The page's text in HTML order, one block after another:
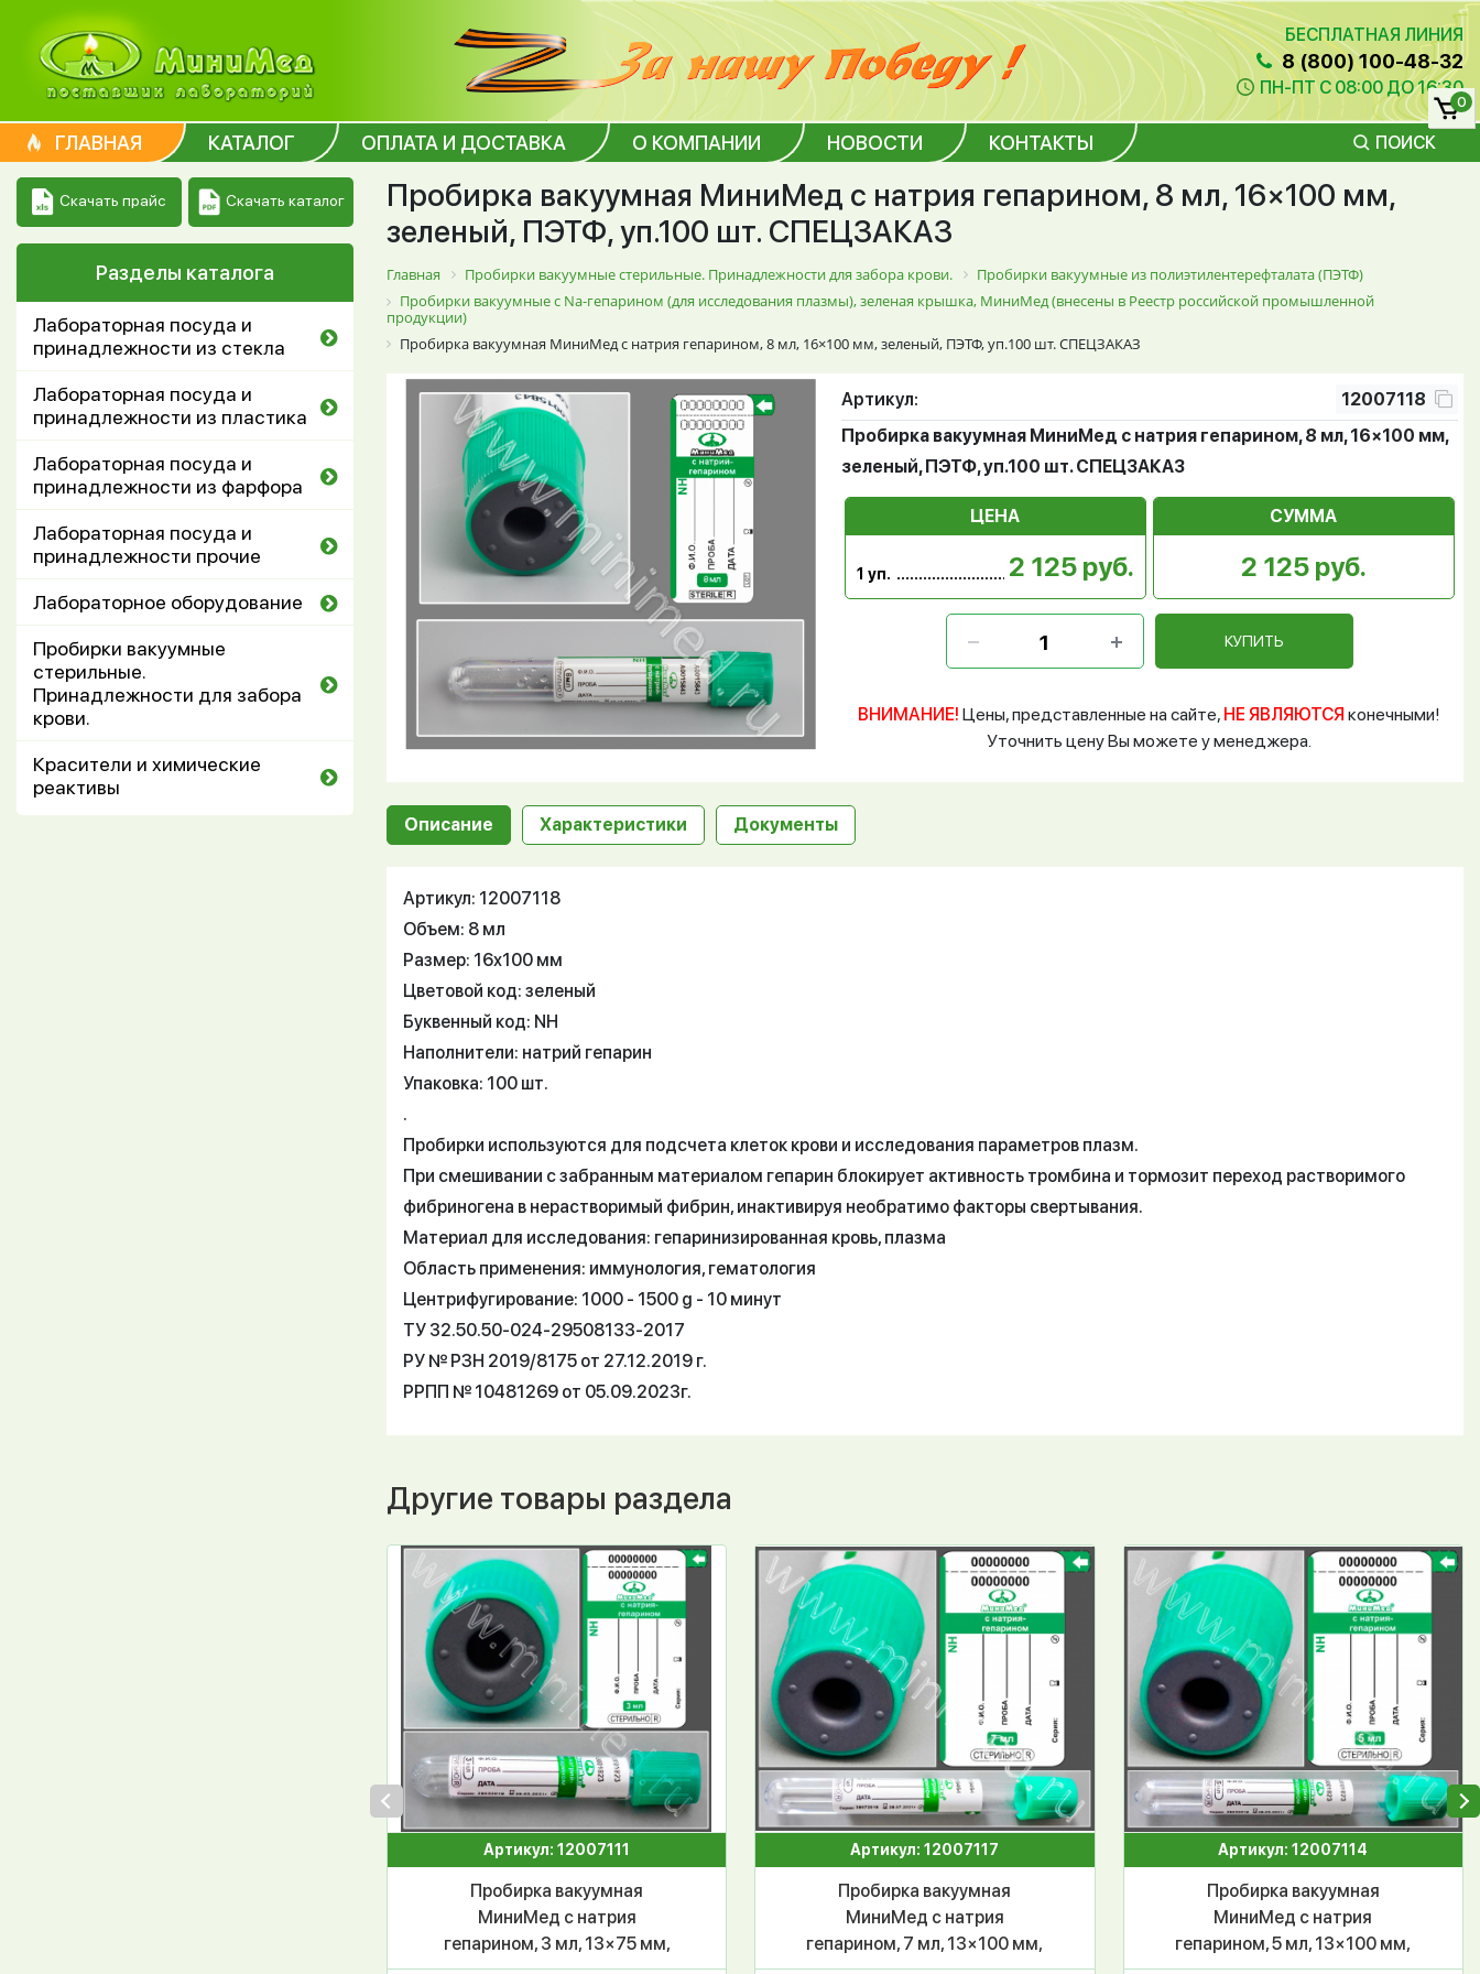
БЕСПЛАТНАЯ ЛИНИЯ
8 (800) 100-48-32
ПН-ПТ С 08:00 ДО 16:30
ГЛАВНАЯ КАТАЛОГ ОПЛАТА И ДОСТАВКА О КОМПАНИИ НОВОСТИ КОНТАКТЫ ПОИСК
0
Скачать прайс Скачать каталог
Разделы каталога
Лабораторная посуда и
принадлежности из стекла
Лабораторная посуда и
принадлежности из пластика
Лабораторная посуда и
принадлежности из фарфора
Лабораторная посуда и
принадлежности прочие
Лабораторное оборудование
Пробирки вакуумные
стерильные.
Принадлежности для забора
крови.
Красители и химические
реактивы
Пробирка вакуумная МиниМед с натрия гепарином, 8 мл, 16×100 мм,
зеленый, ПЭТФ, уп.100 шт. СПЕЦЗАКАЗ
Главная Пробирки вакуумные стерильные. Принадлежности для забора крови.
Пробирки вакуумные из полиэтилентерефталата (ПЭТФ)
Пробирки вакуумные с Na-гепарином (для исследования плазмы), зеленая крышка, МиниМед (внесены в Реестр российской промышленной
продукции)
Пробирка вакуумная МиниМед с натрия гепарином, 8 мл, 16×100 мм, зеленый, ПЭТФ, уп.100 шт. СПЕЦЗАКАЗ
Артикул:
12007118
Пробирка вакуумная МиниМед с натрия гепарином, 8 мл, 16×100 мм,
зеленый, ПЭТФ, уп.100 шт. СПЕЦЗАКАЗ
ЦЕНА
1 уп. 2 125 руб.
СУММА
2 125 руб.
КУПИТЬ
ВНИМАНИЕ! Цены, представленные на сайте, НЕ ЯВЛЯЮТСЯ конечными!
Уточнить цену Вы можете у менеджера.
Описание Характеристики Документы
Артикул: 12007118
Объем: 8 мл
Размер: 16х100 мм
Цветовой код: зеленый
Буквенный код: NH
Наполнители: натрий гепарин
Упаковка: 100 шт.
.
Пробирки используются для подсчета клеток крови и исследования параметров плазм.
При смешивании с забранным материалом гепарин блокирует активность тромбина и тормозит переход растворимого
фибриногена в нерастворимый фибрин, инактивируя необратимо факторы свертывания.
Материал для исследования: гепаринизированная кровь, плазма
Область применения: иммунология, гематология
Центрифугирование: 1000 - 1500 g - 10 минут
ТУ 32.50.50-024-29508133-2017
РУ № РЗН 2019/8175 от 27.12.2019 г.
РРПП № 10481269 от 05.09.2023г.
Другие товары раздела
Артикул: 12007111
Пробирка вакуумная
МиниМед с натрия
гепарином, 3 мл, 13×75 мм,
Артикул: 12007117
Пробирка вакуумная
МиниМед с натрия
гепарином, 7 мл, 13×100 мм,
Артикул: 12007114
Пробирка вакуумная
МиниМед с натрия
гепарином, 5 мл, 13×100 мм,